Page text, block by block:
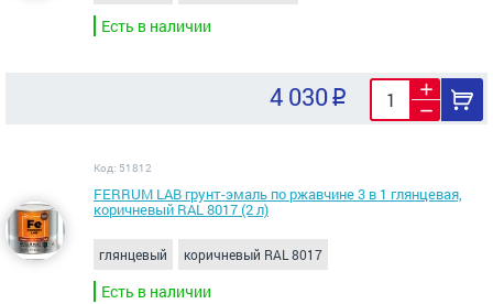
Есть в наличии
4 030
Код: 51812
FERRUM LAB грунт-эмаль по ржавчине 3 в 1 глянцевая,
коричневый RAL 8017 (2 л)
глянцевый коричневый RAL 8017
Есть в наличии